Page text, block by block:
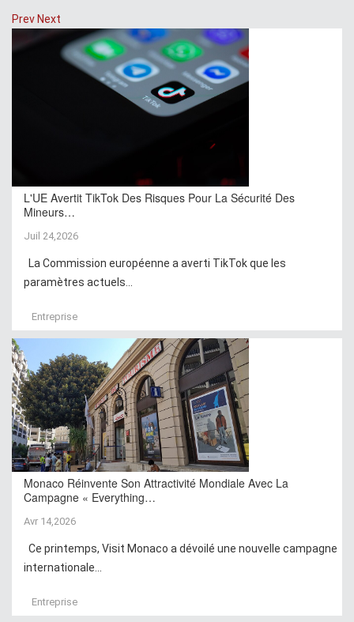
Prev Next
L'UE Avertit TikTok Des Risques Pour La Sécurité Des
Mineurs…
Juil 24,2026
La Commission européenne a averti TikTok que les
paramètres actuels...
Entreprise
Monaco Réinvente Son Attractivité Mondiale Avec La
Campagne « Everything…
Avr 14,2026
Ce printemps, Visit Monaco a dévoilé une nouvelle campagne
internationale...
Entreprise